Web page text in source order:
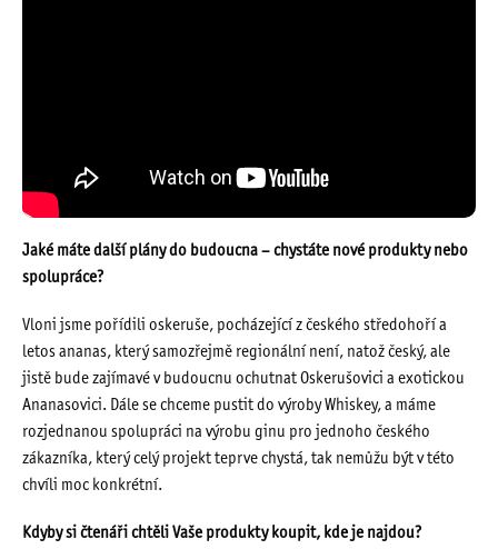
Jaké máte další plány do budoucna – chystáte nové produkty nebo
spolupráce?
Vloni jsme pořídili oskeruše, pocházející z českého středohoří a
letos ananas, který samozřejmě regionální není, natož český, ale
jistě bude zajímavé v budoucnu ochutnat Oskerušovici a exotickou
Ananasovici. Dále se chceme pustit do výroby Whiskey, a máme
rozjednanou spolupráci na výrobu ginu pro jednoho českého
zákazníka, který celý projekt teprve chystá, tak nemůžu být v této
chvíli moc konkrétní.
Kdyby si čtenáři chtěli Vaše produkty koupit, kde je najdou?